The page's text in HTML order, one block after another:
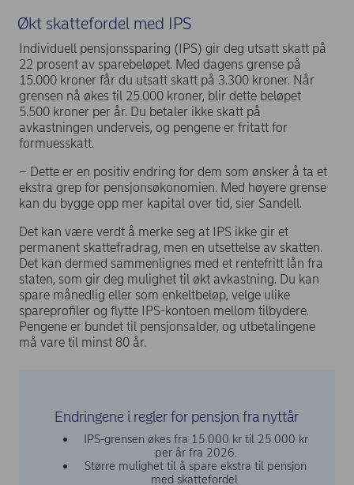
Økt skattefordel med IPS
Individuell pensjonssparing (IPS) gir deg utsatt skatt på
22 prosent av sparebeløpet. Med dagens grense på
15.000 kroner får du utsatt skatt på 3.300 kroner. Når
grensen nå økes til 25.000 kroner, blir dette beløpet
5.500 kroner per år. Du betaler ikke skatt på
avkastningen underveis, og pengene er fritatt for
formuesskatt.
– Dette er en positiv endring for dem som ønsker å ta et
ekstra grep for pensjonsøkonomien. Med høyere grense
kan du bygge opp mer kapital over tid, sier Sandell.
Det kan være verdt å merke seg at IPS ikke gir et
permanent skattefradrag, men en utsettelse av skatten.
Det kan dermed sammenlignes med et rentefritt lån fra
staten, som gir deg mulighet til økt avkastning. Du kan
spare månedlig eller som enkeltbeløp, velge ulike
spareprofiler og flytte IPS-kontoen mellom tilbydere.
Pengene er bundet til pensjonsalder, og utbetalingene
må vare til minst 80 år.
Endringene i regler for pensjon fra nyttår
IPS-grensen økes fra 15.000 kr til 25.000 kr
per år fra 2026.
Større mulighet til å spare ekstra til pensjon
med skattefordel.